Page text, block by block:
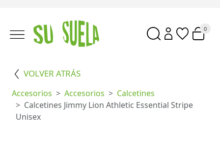
0
VOLVER ATRÁS
Accesorios Accesorios
Calcetines
Calcetines Jimmy Lion Athletic Essential Stripe
Unisex